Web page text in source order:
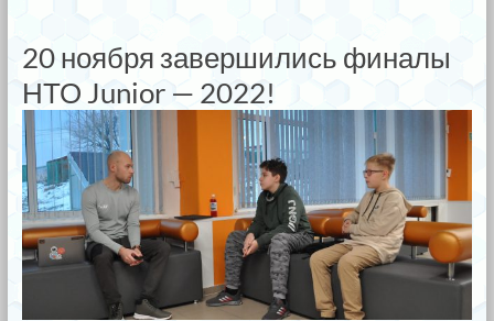
20 ноября завершились финалы
НТО Junior — 2022!